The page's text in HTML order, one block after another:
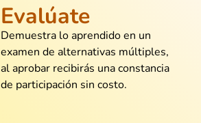
los números puede seguirlo.
@Marco_Delgado
Evalúate
Demuestra lo aprendido en un
examen de alternativas múltiples,
al aprobar recibirás una constancia
de participación sin costo.